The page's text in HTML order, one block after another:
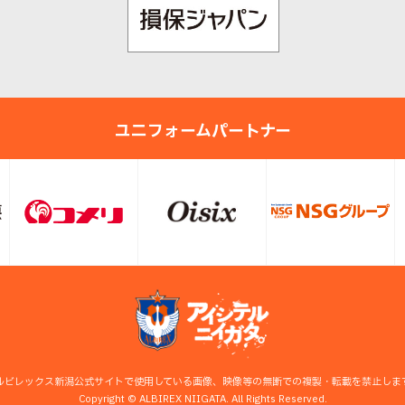
ユニフォームパートナー
ビレックス新潟公式サイトで使用している画像、映像等の無断での複製・転載を禁止しま
Copyright © ALBIREX NIIGATA. All Rights Reserved.